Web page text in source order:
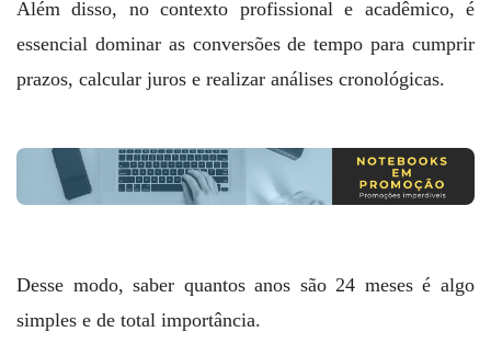
Além disso, no contexto profissional e acadêmico, é
essencial dominar as conversões de tempo para cumprir
prazos, calcular juros e realizar análises cronológicas.
Desse modo, saber quantos anos são 24 meses é algo
simples e de total importância.